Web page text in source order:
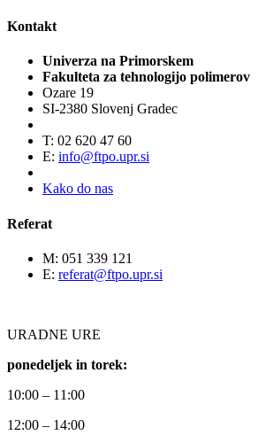
Kontakt
Univerza na Primorskem
Fakulteta za tehnologijo polimerov
Ozare 19
SI-2380 Slovenj Gradec
T: 02 620 47 60
E: info@ftpo.upr.si
Kako do nas
Referat
M: 051 339 121
E: referat@ftpo.upr.si
URADNE URE
ponedeljek in torek:
10:00 – 11:00
12:00 – 14:00